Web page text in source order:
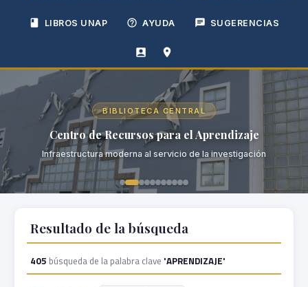
LIBROS UNAP AYUDA SUGERENCIAS
BIBLIOTECA CENTRAL
Centro de Recursos para el Aprendizaje
Infraestructura moderna al servicio de la investigación
Resultado de la búsqueda
405 búsqueda de la palabra clave 'APRENDIZAJE'